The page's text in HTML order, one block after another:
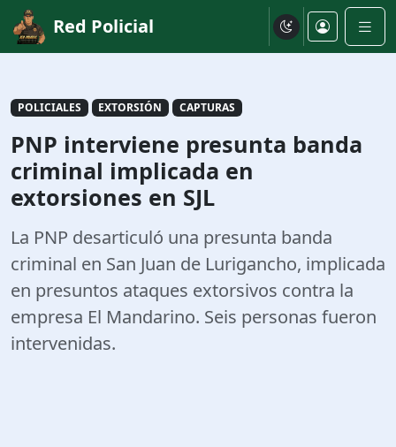
Red Policial
POLICIALES EXTORSIÓN CAPTURAS
PNP interviene presunta banda
criminal implicada en
extorsiones en SJL
La PNP desarticuló una presunta banda
criminal en San Juan de Lurigancho, implicada
en presuntos ataques extorsivos contra la
empresa El Mandarino. Seis personas fueron
intervenidas.